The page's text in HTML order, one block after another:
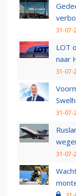
31-07-
LOT
naar
31-07-
31-07-
31-07-